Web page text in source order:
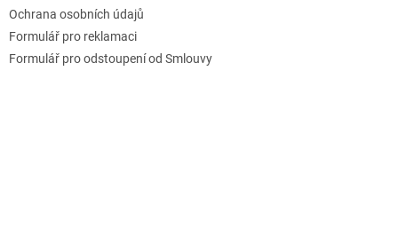
Ochrana osobních údajů
Formulář pro reklamaci
Formulář pro odstoupení od Smlouvy